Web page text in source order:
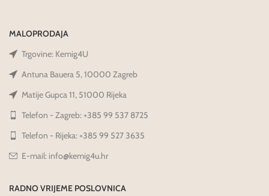
MALOPRODAJA
Trgovine: Kemig4U
Antuna Bauera 5, 10000 Zagreb
Matije Gupca 11, 51000 Rijeka
Telefon - Zagreb: +385 99 537 8725
Telefon - Rijeka: +385 99 527 3635
E-mail: info@kemig4u.hr
RADNO VRIJEME POSLOVNICA